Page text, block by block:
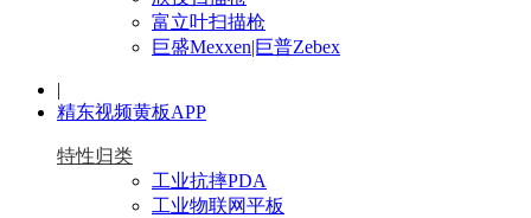
富立叶扫描枪
巨盛Mexxen|巨普Zebex
|
精东视频黄板APP
特性归类
工业抗摔PDA
工业物联网平板